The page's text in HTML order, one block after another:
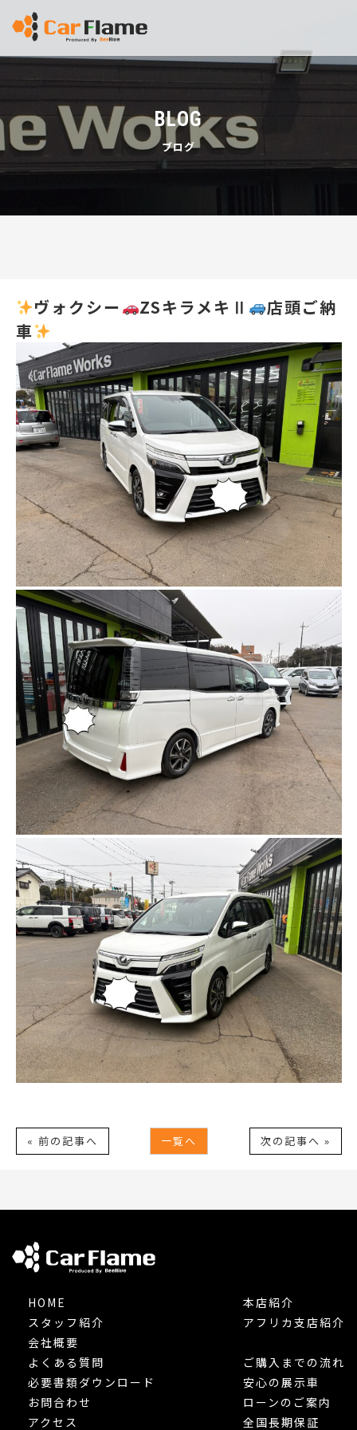
BLOG
ブログ
ヴォクシー ZSキラメキⅡ
店頭ご納
車
« 前の記事へ 一覧へ 次の記事へ »
HOME
スタッフ紹介
会社概要
本店紹介
アフリカ支店紹介
よくある質問
必要書類ダウンロード
お問合わせ
アクセス
ご購入までの流れ
安心の展示車
ローンのご案内
全国長期保証